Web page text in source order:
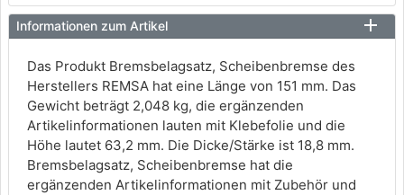
Informationen zum Artikel
Das Produkt Bremsbelagsatz, Scheibenbremse des
Herstellers REMSA hat eine Länge von 151 mm. Das
Gewicht beträgt 2,048 kg, die ergänzenden
Artikelinformationen lauten mit Klebefolie und die
Höhe lautet 63,2 mm. Die Dicke/Stärke ist 18,8 mm.
Bremsbelagsatz, Scheibenbremse hat die
ergänzenden Artikelinformationen mit Zubehör und